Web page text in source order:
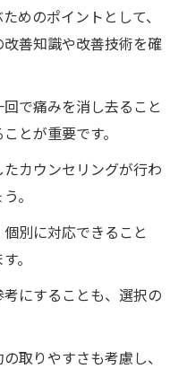
めのポイントとして、
善知識や改善技術を確
で痛みを消し去ること
とが重要です。
カウンセリングが行わ
。
別に対応できること
。
にすることも、選択の
取りやすさも考慮し、